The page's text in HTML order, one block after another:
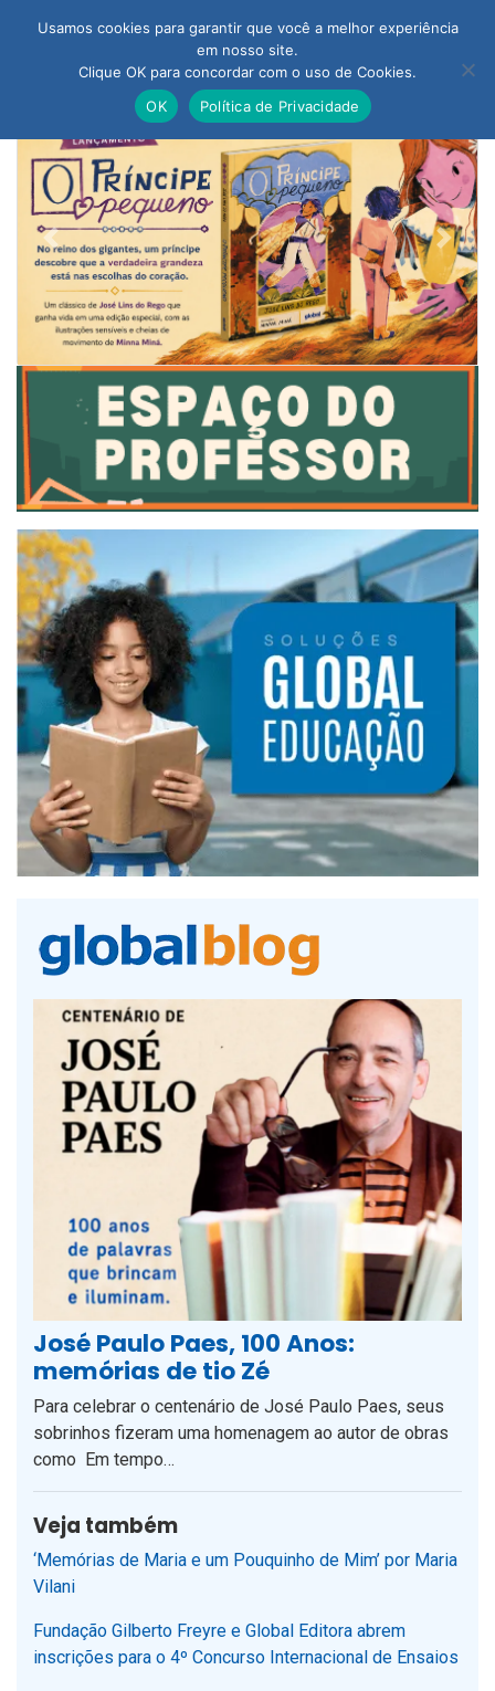
Previous Next
José Paulo Paes, 100 Anos:
memórias de tio Zé
Para celebrar o centenário de José Paulo Paes, seus
sobrinhos fizeram uma homenagem ao autor de obras
como Em tempo…
Veja também
‘Memórias de Maria e um Pouquinho de Mim’ por Maria
Vilani
Fundação Gilberto Freyre e Global Editora abrem
inscrições para o 4º Concurso Internacional de Ensaios
Usamos cookies para garantir que você a melhor experiência
em nosso site.
Clique OK para concordar com o uso de Cookies.
OK
Política de Privacidade